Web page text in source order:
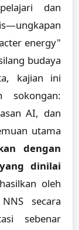
dan
energy"
budaya
kajian ini
sokongan:
AI, dan
utama
dengan
dinilai
oleh
secara
sebenar